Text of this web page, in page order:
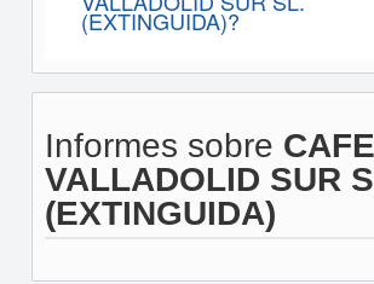
(EXTINGUIDA)?
Informes sobre
VALLADOLID SUR
(EXTINGUIDA)